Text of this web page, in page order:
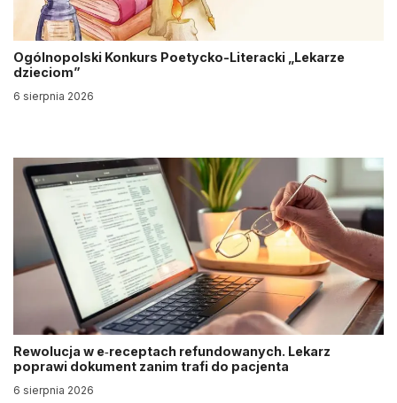
Ogólnopolski Konkurs Poetycko-Literacki „Lekarze
dzieciom”
6 sierpnia 2026
Rewolucja w e‑receptach refundowanych. Lekarz
poprawi dokument zanim trafi do pacjenta
6 sierpnia 2026